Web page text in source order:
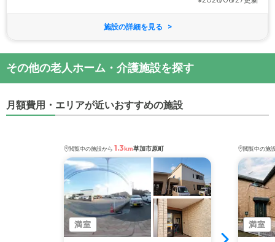
施設の詳細を見る
その他の老人ホーム・介護施設を探す
月額費用・エリアが近いおすすめの施設
閲覧中の施設から 1.3km草加市原町
満室
閲覧中の施
満室